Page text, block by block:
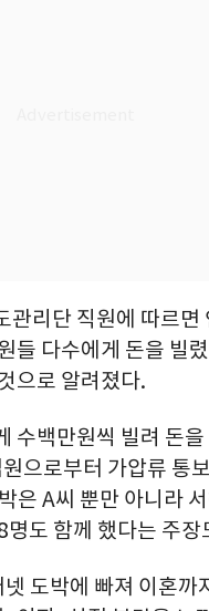
관리단 직원에 따르면
들 다수에게 돈을 빌
으로 알려졌다.
수백만원씩 빌려 돈을
으로부터 가압류 통
은 A씨 뿐만 아니라
도 함께 했다는 주장
도박에 빠져 이혼까